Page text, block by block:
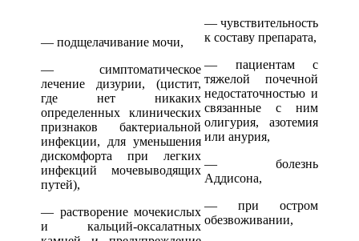
— подщелачивание мочи,
— симптоматическое
лечение дизурии, (цистит,
где нет никаких
определенных клинических
признаков бактериальной
инфекции, для уменьшения
дискомфорта при легких
инфекций мочевыводящих
путей),
— растворение мочекислых
и кальций-оксалатных
— чувствительность
к составу препарата,
— пациентам с
тяжелой почечной
недостаточностью и
связанные с ним
олигурия, азотемия
или анурия,
— болезнь
Аддисона,
— при остром
обезвоживании,